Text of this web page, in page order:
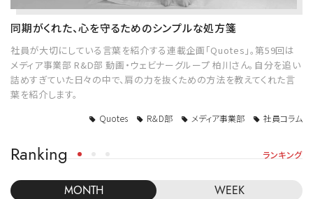
同期がくれた、心を守るためのシンプルな処方箋
社員が大切にしている言葉を紹介する連載企画「Quotes」。第59回は
メディア事業部 R&D部 動画・ウェビナーグループ 柏川さん。自分を追い
詰めすぎていた日々の中で、肩の力を抜くための方法を教えてくれた言
葉を紹介します。
Quotes R＆D部 メディア事業部 社員コラム
Ranking ランキング
MONTH WEEK